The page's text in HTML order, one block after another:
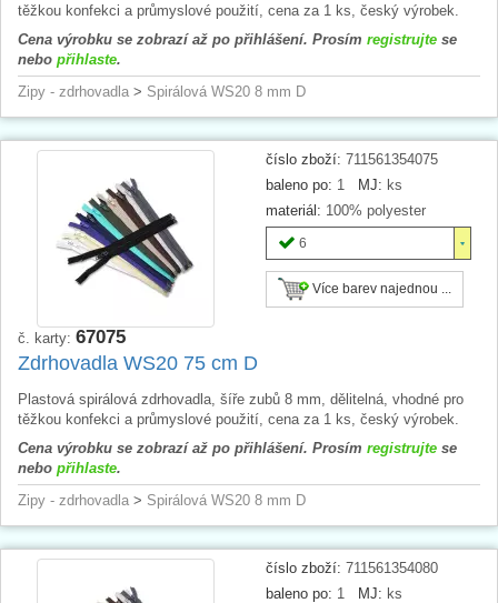
těžkou konfekci a průmyslové použití, cena za 1 ks, český výrobek.
Cena výrobku se zobrazí až po přihlášení. Prosím registrujte se
nebo přihlaste.
Zipy - zdrhovadla > Spirálová WS20 8 mm D
číslo zboží: 711561354075
baleno po: 1 MJ: ks
materiál: 100% polyester
6
Více barev najednou ...
č. karty: 67075
Zdrhovadla WS20 75 cm D
Plastová spirálová zdrhovadla, šíře zubů 8 mm, dělitelná, vhodné pro
těžkou konfekci a průmyslové použití, cena za 1 ks, český výrobek.
Cena výrobku se zobrazí až po přihlášení. Prosím registrujte se
nebo přihlaste.
Zipy - zdrhovadla > Spirálová WS20 8 mm D
číslo zboží: 711561354080
baleno po: 1 MJ: ks